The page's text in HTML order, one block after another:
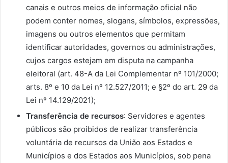
canais e outros meios de informação oficial não
podem conter nomes, slogans, símbolos, expressões,
imagens ou outros elementos que permitam
identificar autoridades, governos ou administrações,
cujos cargos estejam em disputa na campanha
eleitoral (art. 48-A da Lei Complementar nº 101/2000;
arts. 8º e 10 da Lei nº 12.527/2011; e §2º do art. 29 da
Lei nº 14.129/2021);
Transferência de recursos: Servidores e agentes
públicos são proibidos de realizar transferência
voluntária de recursos da União aos Estados e
Municípios e dos Estados aos Municípios, sob pena